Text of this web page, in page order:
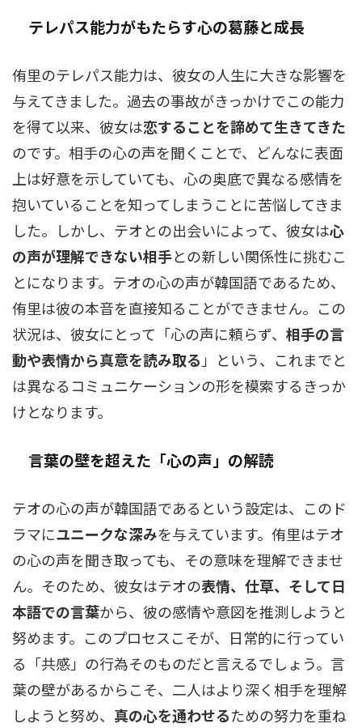
テレパス能力がもたらす心の葛藤と成長
侑里のテレパス能力は、彼女の人生に大きな影響を
与えてきました。過去の事故がきっかけでこの能力
を得て以来、彼女は恋することを諦めて生きてきた
のです。相手の心の声を聞くことで、どんなに表面
上は好意を示していても、心の奥底で異なる感情を
抱いていることを知ってしまうことに苦悩してきま
した。しかし、テオとの出会いによって、彼女は心
の声が理解できない相手との新しい関係性に挑むこ
とになります。テオの心の声が韓国語であるため、
侑里は彼の本音を直接知ることができません。この
状況は、彼女にとって「心の声に頼らず、 相手の言
動や表情から真意を読み取る 」という、これまでと
は異なるコミュニケーションの形を模索するきっか
けとなります。
言葉の壁を超えた「心の声」の解読
テオの心の声が韓国語であるという設定は、このド
ラマにユニークな深みを与えています。侑里はテオ
の心の声を聞き取っても、その意味を理解できませ
ん。そのため、彼女はテオの表情、仕草、そして日
本語での言葉から、彼の感情や意図を推測しようと
努めます。このプロセスこそが、日常的に行ってい
る「共感」の行為そのものだと言えるでしょう。言
葉の壁があるからこそ、二人はより深く相手を理解
しようと努め、 真の心を通わせるための努力を重ね